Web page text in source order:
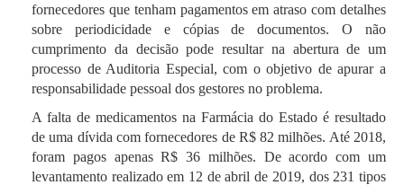
fornecedores que tenham pagamentos em atraso com detalhes
sobre periodicidade e cópias de documentos. O não
cumprimento da decisão pode resultar na abertura de um
processo de Auditoria Especial, com o objetivo de apurar a
responsabilidade pessoal dos gestores no problema.
A falta de medicamentos na Farmácia do Estado é resultado
de uma dívida com fornecedores de R$ 82 milhões. Até 2018,
foram pagos apenas R$ 36 milhões. De acordo com um
levantamento realizado em 12 de abril de 2019, dos 231 tipos